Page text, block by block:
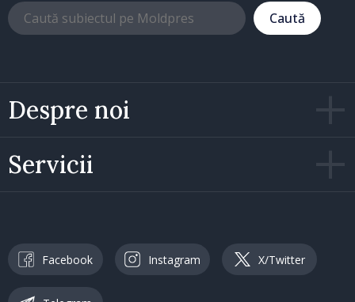
Despre noi
Servicii
Caută
Facebook Instagram X/Twitter